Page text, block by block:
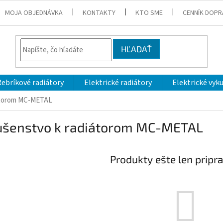
MOJA OBJEDNÁVKA KONTAKTY KTO SME CENNÍK
HĽADAŤ
radiátory Elektrické radiátory Elektrické
MC-METAL
k radiátorom MC-METAL
Produkty ešte len